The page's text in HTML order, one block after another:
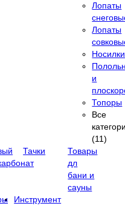
Лопаты
Лопаты
Носилки
и
Топоры
Все
(11)
Тачки
Товары
дл
бани и
сауны
Инструмент